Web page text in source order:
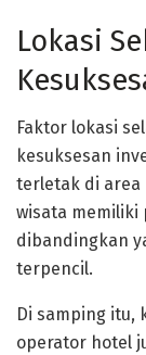
Lokasi
Faktor lokasi
kesuksesan
terletak di area
wisata memiliki
dibandingkan
terpencil.
Di samping itu,
operator hotel